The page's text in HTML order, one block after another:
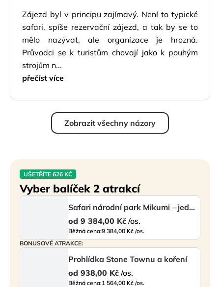
Zájezd byl v principu zajímavý. Není to typické
safari, spíše rezervační zájezd, a tak by se to
mělo nazývat, ale organizace je hrozná.
Průvodci se k turistům chovají jako k pouhým
strojům n...
přečíst více
Zobrazit všechny názory
UŠETŘÍTE 626 KČ
Vyber balíček 2 atrakcí
Safari národní park Mikumi – jeden den
od 9 384,00 Kč /os.
Běžná cena:9 384,00 Kč /os.
BONUSOVÉ ATRAKCE:
Prohlídka Stone Townu a koření
od 938,00 Kč /os.
Běžná cena:1 564,00 Kč /os.